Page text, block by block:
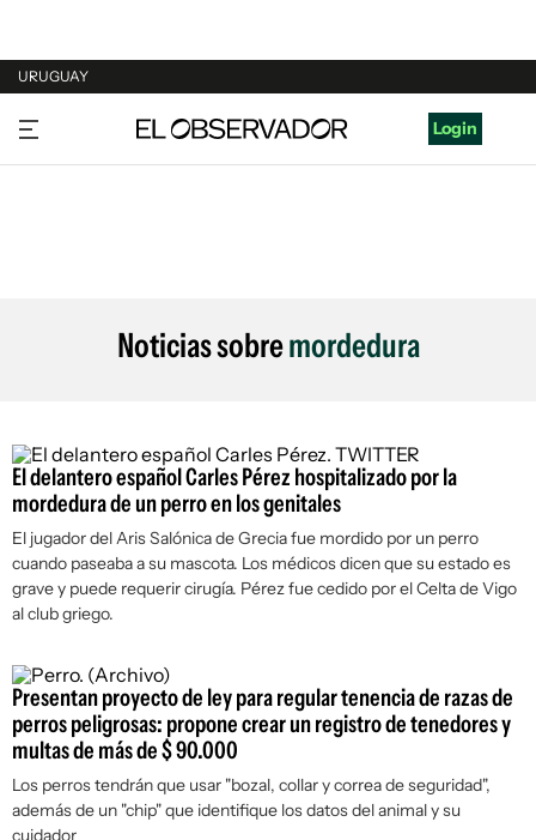
URUGUAY
URUGUAY
ARGENTINA
Login
Noticias sobremordedura
El delantero español Carles Pérez hospitalizado por la
mordedura de un perro en los genitales
El jugador del Aris Salónica de Grecia fue mordido por un perro
cuando paseaba a su mascota. Los médicos dicen que su estado es
grave y puede requerir cirugía. Pérez fue cedido por el Celta de Vigo
al club griego.
Presentan proyecto de ley para regular tenencia de razas de
perros peligrosas: propone crear un registro de tenedores y
multas de más de $ 90.000
Los perros tendrán que usar "bozal, collar y correa de seguridad",
además de un "chip" que identifique los datos del animal y su
cuidador